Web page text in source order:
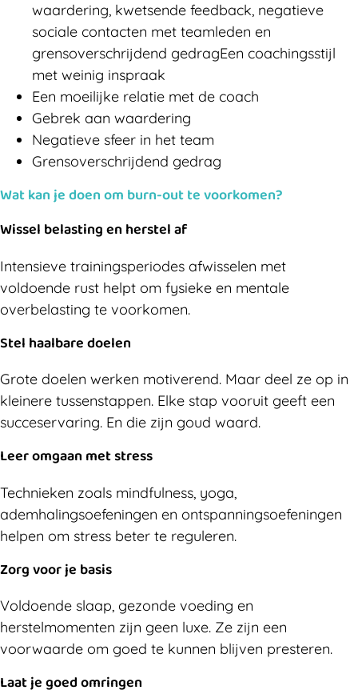
waardering, kwetsende feedback, negatieve
sociale contacten met teamleden en
grensoverschrijdend gedragEen coachingsstijl
met weinig inspraak
Een moeilijke relatie met de coach
Gebrek aan waardering
Negatieve sfeer in het team
Grensoverschrijdend gedrag
Wat kan je doen om burn-out te voorkomen?
Wissel belasting en herstel af
Intensieve trainingsperiodes afwisselen met
voldoende rust helpt om fysieke en mentale
overbelasting te voorkomen.
Stel haalbare doelen
Grote doelen werken motiverend. Maar deel ze op in
kleinere tussenstappen. Elke stap vooruit geeft een
succeservaring. En die zijn goud waard.
Leer omgaan met stress
Technieken zoals mindfulness, yoga,
ademhalingsoefeningen en ontspanningsoefeningen
helpen om stress beter te reguleren.
Zorg voor je basis
Voldoende slaap, gezonde voeding en
herstelmomenten zijn geen luxe. Ze zijn een
voorwaarde om goed te kunnen blijven presteren.
Laat je goed omringen